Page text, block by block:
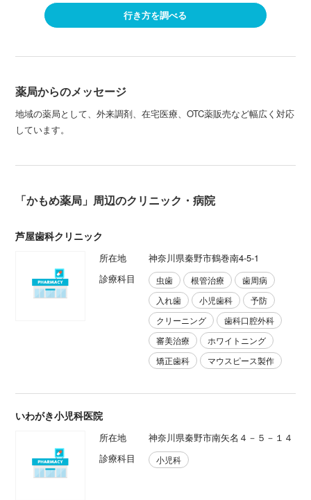
行き方を調べる
薬局からのメッセージ
地域の薬局として、外来調剤、在宅医療、OTC薬販売など幅広く対応
しています。
「かもめ薬局」周辺のクリニック・病院
芦屋歯科クリニック
所在地
神奈川県秦野市鶴巻南4-5-1
診療科目
虫歯 根管治療
歯周病
入れ歯
小児歯科
予防
クリーニング
歯科口腔外科
審美治療
ホワイトニング
矯正歯科
マウスピース製作
いわがき小児科医院
所在地
神奈川県秦野市南矢名４－５－１４
診療科目
小児科